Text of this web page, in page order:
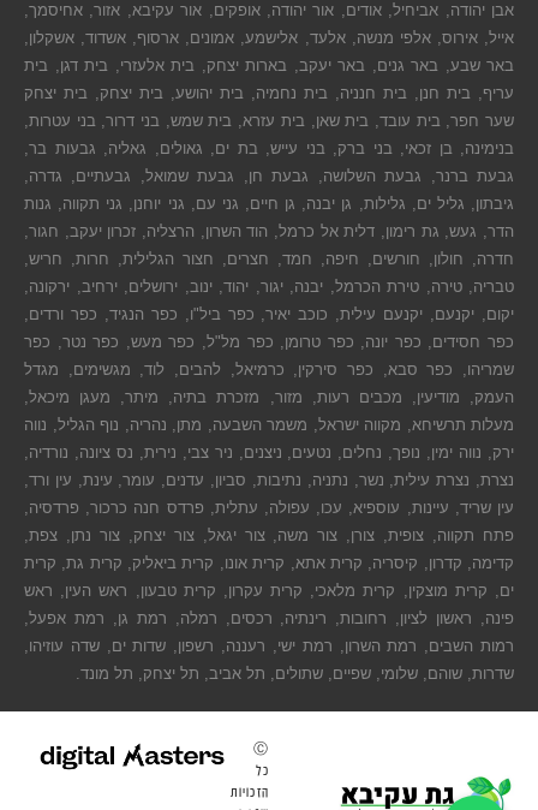
אבן יהודה, אביחיל, אודים, אור יהודה, אופקים, אור עקיבא, אזור, אחיסמך,
אייל, אירוס, אלפי מנשה, אלעד, אלישמע, אמונים, ארסוף, אשדוד, אשקלון,
באר שבע, באר גנים, באר יעקב, בארות יצחק, בית אלעזרי, בית דגן, בית
עריף, בית חנן, בית חנניה, בית נחמיה, בית יהושע, בית יצחק, בית יצחק
שער חפר, בית עובד, בית שאן, בית עזרא, בית שמש, בני דרור, בני עטרות,
בנימינה, בן זכאי, בני ברק, בני עייש, בת ים, גאולים, גאליה, גבעות בר,
גבעת ברנר, גבעת השלושה, גבעת חן, גבעת שמואל, גבעתיים, גדרה,
גיבתון, גליל ים, גלילות, גן יבנה, גן חיים, גני עם, גני יוחנן, גני תקווה, גנות
הדר, געש, גת רימון, דלית אל כרמל, הוד השרון, הרצליה, זכרון יעקב, חגור,
חדרה, חולון, חורשים, חיפה, חמד, חצרים, חצור הגלילית, חרות, חריש,
טבריה, טירה, טירת הכרמל, יבנה, יגור, יהוד, ינוב, ירושלים, ירחיב, ירקונה,
יקום, יקנעם, יקנעם עילית, כוכב יאיר, כפר ביל"ו, כפר הנגיד, כפר ורדים,
כפר חסידים, כפר יונה, כפר טרומן, כפר מל"ל, כפר מעש, כפר נטר, כפר
שמריהו, כפר סבא, כפר סירקין, כרמיאל, להבים, לוד, מגשימים, מגדל
העמק, מודיעין, מכבים רעות, מזור, מזכרת בתיה, מיתר, מעגן מיכאל,
מעלות תרשיחא, מקווה ישראל, משמר השבעה, מתן, נהריה, נוף הגליל, נווה
ירק, נווה ימין, נופך, נחלים, נטעים, ניצנים, ניר צבי, נירית, נס ציונה, נורדיה,
נצרת, נצרת עילית, נשר, נתניה, נתיבות, סביון, עדנים, עומר, עינת, עין ורד,
עין שריד, עיינות, עוספיא, עכו, עפולה, עתלית, פרדס חנה כרכור, פרדסיה,
פתח תקווה, צופית, צורן, צור משה, צור יגאל, צור יצחק, צור נתן, צפת,
קדימה, קדרון, קיסריה, קרית אתא, קרית אונו, קרית ביאליק, קרית גת, קרית
ים, קרית מוצקין, קרית מלאכי, קרית עקרון, קרית טבעון, ראש העין, ראש
פינה, ראשון לציון, רחובות, רינתיה, רכסים, רמלה, רמת גן, רמת אפעל,
רמות השבים, רמת השרון, רמת ישי, רעננה, רשפון, שדות ים, שדה עוזיהו,
שדרות, שוהם, שלומי, שפיים, שתולים, תל אביב, תל יצחק, תל מונד.
Ⓒ
כל
הזכויות